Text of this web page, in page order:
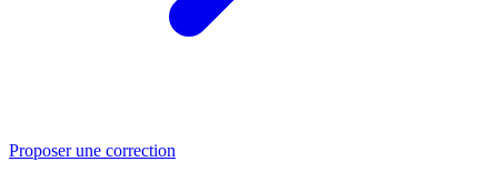
Proposer une correction